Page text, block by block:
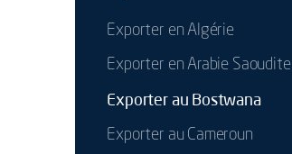
Exporter en Algérie
Exporter en Arabie Saoudite
Exporter au Bostwana
Exporter au Cameroun